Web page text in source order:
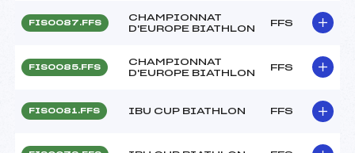
FIS0087.FFS
CHAMPIONNAT
D'EUROPE BIATHLON
FFS
FIS0085.FFS
CHAMPIONNAT
D'EUROPE BIATHLON
FFS
FIS0081.FFS IBU CUP BIATHLON FFS